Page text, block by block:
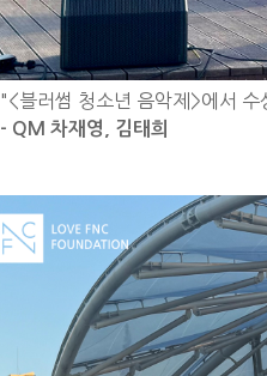
"<블러썸 청소년 음악제>에서
- QM 차재영, 김태희